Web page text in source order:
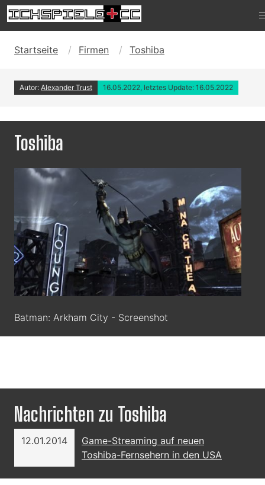
Startseite Firmen Toshiba
Autor: Alexander Trust 16.05.2022, letztes Update: 16.05.2022
Toshiba
Batman: Arkham City - Screenshot
Nachrichten zu Toshiba
12.01.2014
Game-Streaming auf neuen
Toshiba-Fernsehern in den USA